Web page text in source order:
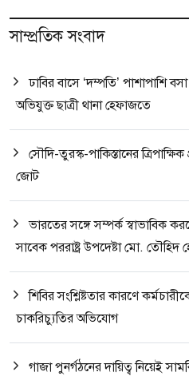
সাম্প্রতিক সংবাদ
ঢাবির বাসে ‘দম্পতি’ পাশাপাশি
অভিযুক্ত ছাত্রী থানা হেফাজতে
সৌদি-তুরস্ক-পাকিস্তানের
জোট
ভারতের সঙ্গে সম্পর্ক স্বাভাবিক
সাবেক পররাষ্ট্র উপদেষ্টা মো. তৌহিদ
শিবির সংশ্লিষ্টতার কারণে
চাকরিচ্যুতির অভিযোগ
গাজা পুনর্গঠনের দায়িত্ব নিয়েই